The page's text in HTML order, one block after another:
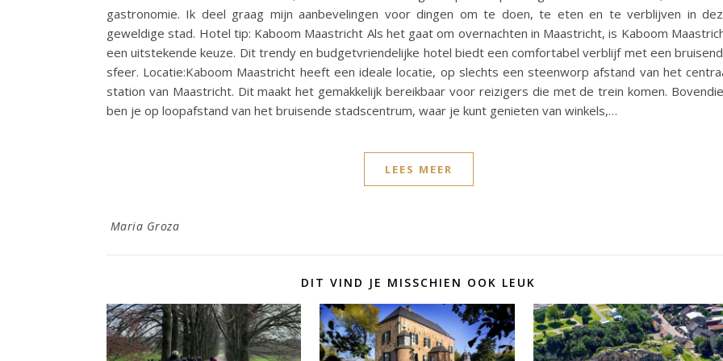
gastronomie. Ik deel graag mijn aanbevelingen voor dingen om te doen, te eten en te verblijven in
geweldige stad. Hotel tip: Kaboom Maastricht Als het gaat om overnachten in Maastricht, is Kaboom
een uitstekende keuze. Dit trendy en budgetvriendelijke hotel biedt een comfortabel verblijf met een
sfeer. Locatie:Kaboom Maastricht heeft een ideale locatie, op slechts een steenworp afstand van het
station van Maastricht. Dit maakt het gemakkelijk bereikbaar voor reizigers die met de trein komen.
ben je op loopafstand van het bruisende stadscentrum, waar je kunt genieten van winkels,…
LEES MEER
Maria Groza
DIT VIND JE MISSCHIEN OOK LEUK